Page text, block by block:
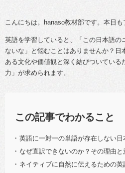
こんにちは。hanaso教材部です。本日も
英語を学習していると、「この日本語の
ないな」と悩むことはありませんか？日
ある文化や価値観と深く結びついている
力」が求められます。
この記事でわかること
英語に一対一の単語が存在しない日
なぜ直訳できないのか？その理由
ネイティブに自然に伝えるための